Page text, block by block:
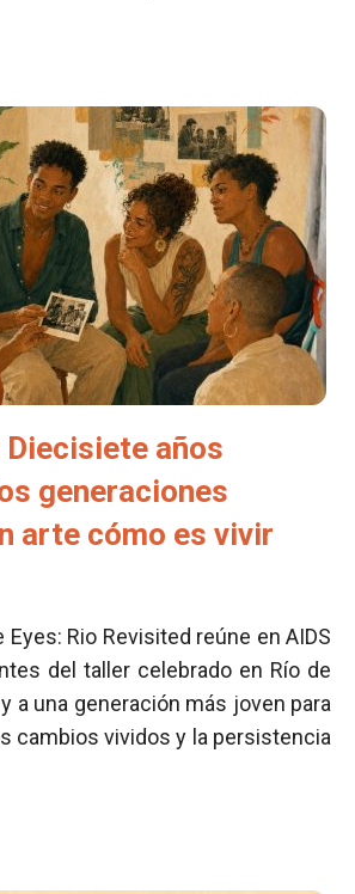
Diecisiete años
generaciones
arte cómo es vivir
Rio Revisited reúne en AIDS
del taller celebrado en Río de
a una generación más joven para
cambios vividos y la persistencia